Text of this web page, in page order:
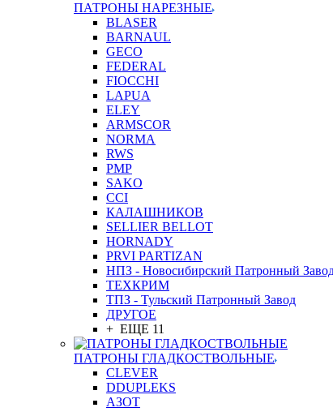
ПАТРОНЫ НАРЕЗНЫЕ
BLASER
BARNAUL
GEСO
FEDERAL
FIOCCHI
LAPUA
ELEY
ARMSCOR
NORMA
RWS
PMP
SAKO
CCI
КАЛАШНИКОВ
SELLIER BELLOT
HORNADY
PRVI PARTIZAN
НПЗ - Новосибирский Патронный
ТЕХКРИМ
ТПЗ - Тульский Патронный Завод
ДРУГОЕ
+ ЕЩЕ 11
ПАТРОНЫ ГЛАДКОСТВОЛЬНЫЕ
CLEVER
DDUPLEKS
АЗОТ